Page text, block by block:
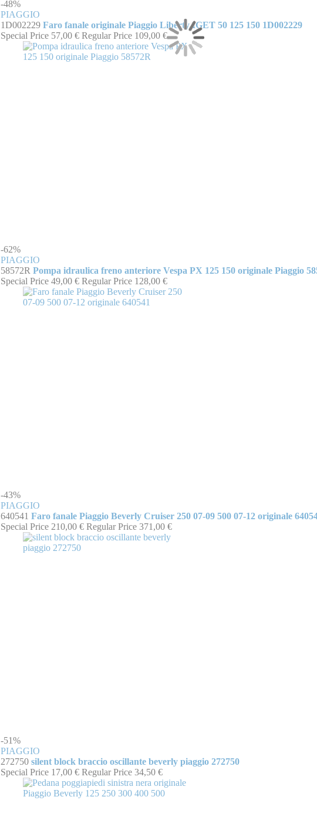
-48%
PIAGGIO
1D002229Faro fanale originale Piaggio Liberty IGET 50 125 150 1D002229
Special Price 57,00 € Regular Price 109,00 €
-62%
PIAGGIO
58572RPompa idraulica freno anteriore Vespa PX 125 150 originale Piaggio
Special Price 49,00 € Regular Price 128,00 €
-43%
PIAGGIO
640541Faro fanale Piaggio Beverly Cruiser 250 07-09 500 07-12 originale
Special Price 210,00 € Regular Price 371,00 €
-51%
PIAGGIO
272750silent block braccio oscillante beverly piaggio 272750
Special Price 17,00 € Regular Price 34,50 €